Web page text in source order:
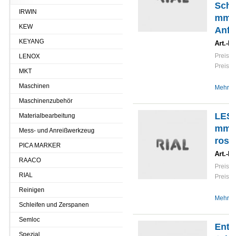
Art.-
Art.-
IRWIN
KEW
KEYANG
LENOX
MKT
Maschinen
Maschinenzubehör
Materialbearbeitung
Mess- und Anreißwerkzeug
PICA MARKER
RAACO
RIAL
Reinigen
Schleifen und Zerspanen
Semloc
Spezial